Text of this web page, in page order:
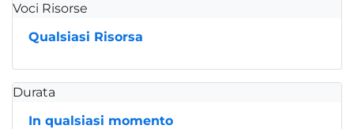
Voci Risorse
Qualsiasi Risorsa
Durata
In qualsiasi momento